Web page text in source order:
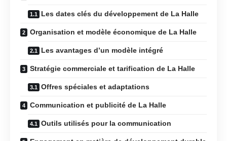
Les dates clés du développement de La Halle
Organisation et modèle économique de La Halle
Les avantages d’un modèle intégré
Stratégie commerciale et tarification de La Halle
Offres spéciales et adaptations
Communication et publicité de La Halle
Outils utilisés pour la communication